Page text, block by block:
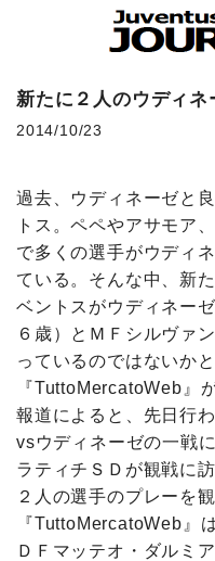
新たに２人のウディ
2014/10/23
過去、ウディネーゼと
トス。ペペやアサモア
で多くの選手がウディ
ている。そんな中、新
ベントスがウディネー
６歳）とＭＦシルヴァ
っているのではないか
『TuttoMercatoWeb』
報道によると、先日行
vsウディネーゼの一戦
ラティチＳＤが観戦に
２人の選手のプレーを
『TuttoMercatoWeb』
ＤＦマッテオ・ダルミ